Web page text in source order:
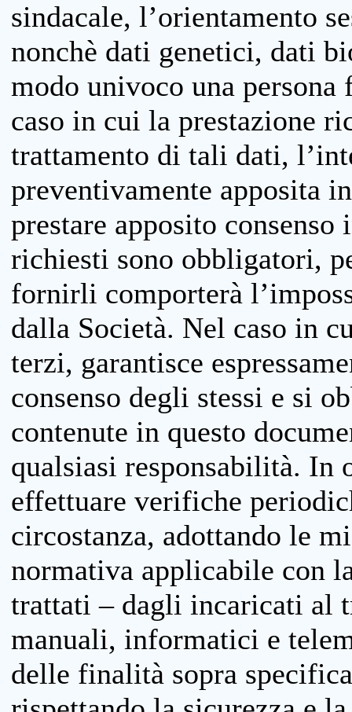
sindacale, l’orientamento
nonchè dati genetici, dati
modo univoco una
caso in cui la prestazione
trattamento di tali dati,
preventivamente apposita
prestare apposito
richiesti sono obbligatori,
fornirli comporterà
dalla Società. Nel caso in
terzi, garantisce
consenso degli stessi e si
contenute in questo
qualsiasi responsabilità. In
effettuare verifiche
circostanza, adottando le
normativa applicabile con
trattati – dagli incaricati al
manuali, informatici e
delle finalità sopra